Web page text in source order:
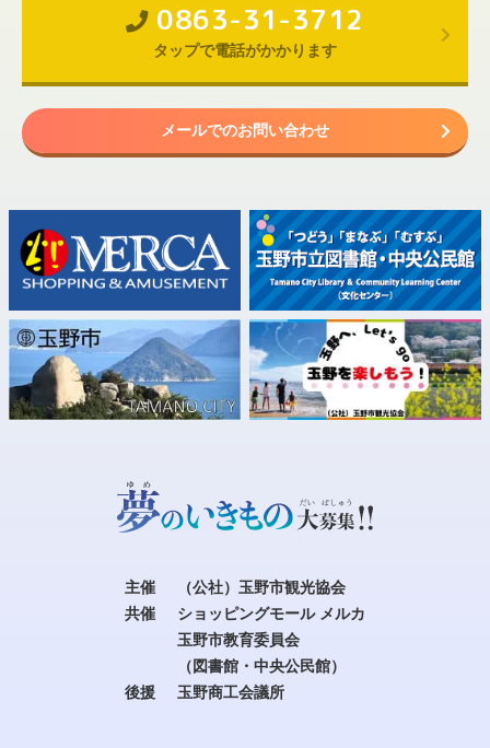
0863-31-3712
タップで電話がかかります
メールでのお問い合わせ
主催
（公社）玉野市観光協会
共催
ショッピングモール メルカ
玉野市教育委員会
（図書館・中央公民館）
後援
玉野商工会議所